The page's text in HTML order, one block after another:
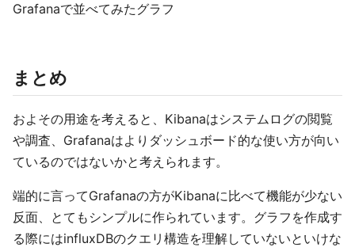
Grafanaで並べてみたグラフ
まとめ
およその用途を考えると、Kibanaはシステムログの閲覧
や調査、Grafanaはよりダッシュボード的な使い方が向い
ているのではないかと考えられます。
端的に言ってGrafanaの方がKibanaに比べて機能が少ない
反面、とてもシンプルに作られています。グラフを作成す
る際にはinfluxDBのクエリ構造を理解していないといけな